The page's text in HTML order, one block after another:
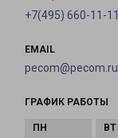
+7(495) 660-11-11
EMAIL
pecom@pecom.ru
ГРАФИК РАБОТЫ